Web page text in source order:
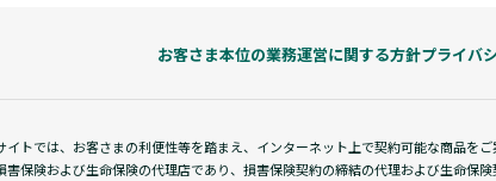
お客さま本位の業務運営に関する方針プライバ
イトでは、お客さまの利便性等を踏まえ、インターネット上で契約可能な商品をご
害保険および生命保険の代理店であり、損害保険契約の締結の代理および生命保険